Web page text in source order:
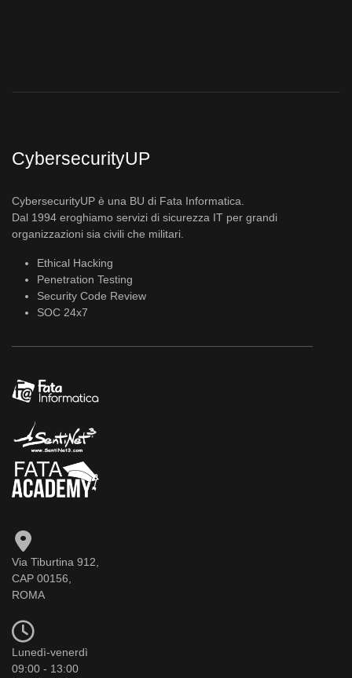
CybersecurityUP
CybersecurityUP è una BU di Fata Informatica.
Dal 1994 eroghiamo servizi di sicurezza IT per grandi
organizzazioni sia civili che militari.
Ethical Hacking
Penetration Testing
Security Code Review
SOC 24x7
Via Tiburtina 912,
CAP 00156,
ROMA
Lunedì-venerdì
09:00 - 13:00